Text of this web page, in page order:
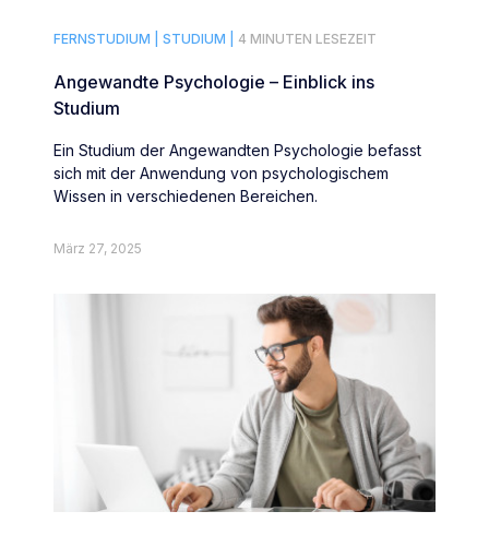
FERNSTUDIUM | STUDIUM | 4 MINUTEN LESEZEIT
Angewandte Psychologie – Einblick ins
Studium
Ein Studium der Angewandten Psychologie befasst
sich mit der Anwendung von psychologischem
Wissen in verschiedenen Bereichen.
März 27, 2025